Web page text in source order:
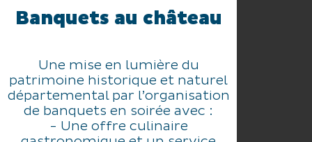
Banquets au château
Une mise en lumière du
patrimoine historique et naturel
départemental par l’organisation
de banquets en soirée avec :
- Une offre culinaire